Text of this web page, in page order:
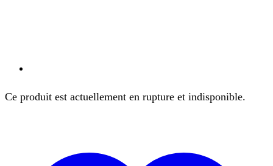
Ce produit est actuellement en rupture et indisponible.